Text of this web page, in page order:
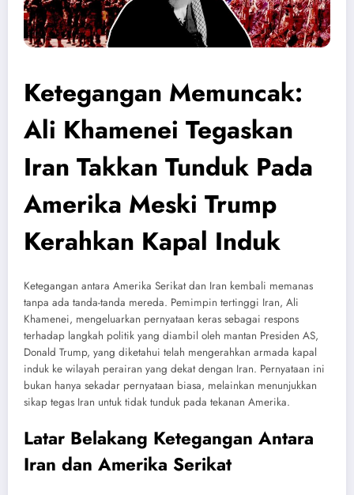
Ketegangan Memuncak:
Ali Khamenei Tegaskan
Iran Takkan Tunduk Pada
Amerika Meski Trump
Kerahkan Kapal Induk
Ketegangan antara Amerika Serikat dan Iran kembali memanas
tanpa ada tanda-tanda mereda. Pemimpin tertinggi Iran, Ali
Khamenei, mengeluarkan pernyataan keras sebagai respons
terhadap langkah politik yang diambil oleh mantan Presiden AS,
Donald Trump, yang diketahui telah mengerahkan armada kapal
induk ke wilayah perairan yang dekat dengan Iran. Pernyataan ini
bukan hanya sekadar pernyataan biasa, melainkan menunjukkan
sikap tegas Iran untuk tidak tunduk pada tekanan Amerika.
Latar Belakang Ketegangan Antara
Iran dan Amerika Serikat